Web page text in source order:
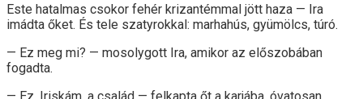
Este hatalmas csokor fehér krizantémmal jött haza — Ira
imádta őket. És tele szatyrokkal: marhahús, gyümölcs, túró.
— Ez meg mi? — mosolygott Ira, amikor az előszobában
fogadta.